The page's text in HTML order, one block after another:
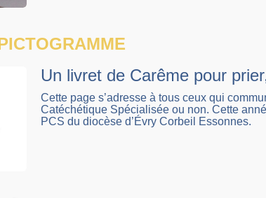
Un livret de Carême pour
Cette page s’adresse à tous ceux qui
Catéchétique Spécialisée ou non. Cette
PCS du diocèse d’Évry Corbeil Essonnes.